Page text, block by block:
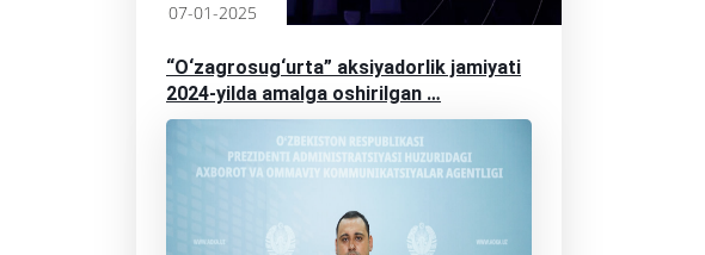
07-01-2025
“O‘zagrosug‘urta” aksiyadorlik jamiyati
2024-yilda amalga oshirilgan …